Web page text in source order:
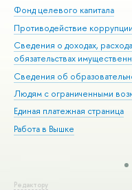
Фонд целевого капитала
Противодействие коррупции
Сведения о доходах,
обязательствах
Сведения об
Людям с ограниченными
Единая платежная страница
Работа в Вышке
Редактору